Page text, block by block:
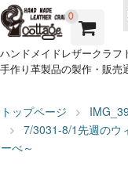
0
ハンドメイドレザークラフ
手作り革製品の製作・販売
トップページ
7/3031-8/1先週のウ
ーべ～